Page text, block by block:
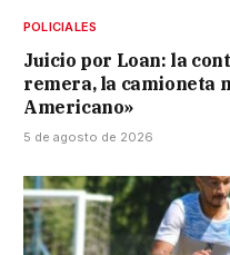
POLICIALES
Juicio por Loan: la
remera, la camioneta
Americano»
5 de agosto de 2026